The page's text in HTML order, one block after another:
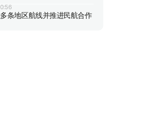
条地区航线并推进民航合作